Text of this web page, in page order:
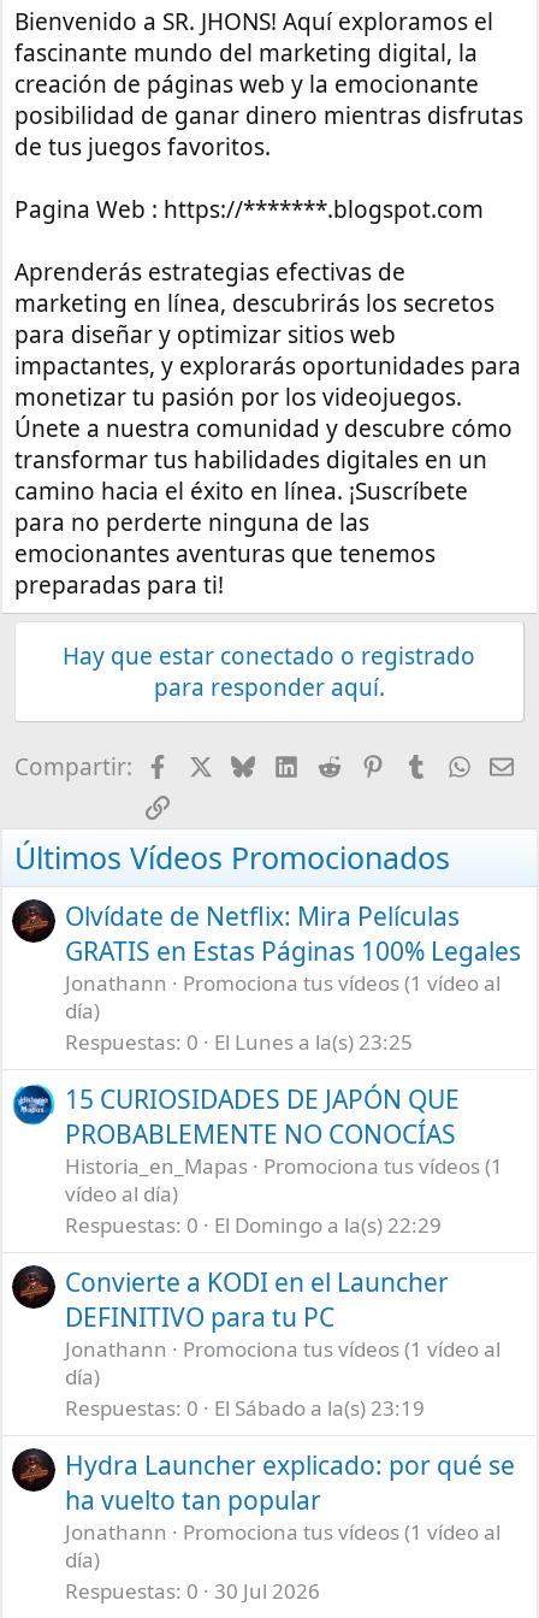
Bienvenido a SR. JHONS! Aquí exploramos el
fascinante mundo del marketing digital, la
creación de páginas web y la emocionante
posibilidad de ganar dinero mientras disfrutas
de tus juegos favoritos.
Pagina Web : https://*******.blogspot.com
Aprenderás estrategias efectivas de
marketing en línea, descubrirás los secretos
para diseñar y optimizar sitios web
impactantes, y explorarás oportunidades para
monetizar tu pasión por los videojuegos.
Únete a nuestra comunidad y descubre cómo
transformar tus habilidades digitales en un
camino hacia el éxito en línea. ¡Suscríbete
para no perderte ninguna de las
emocionantes aventuras que tenemos
preparadas para ti!
Hay que estar conectado o registrado
para responder aquí.
Compartir: FacebookBlueskyLinkedInRedditPinterestTumblr
Enlace
Últimos Vídeos Promocionados
Olvídate de Netflix: Mira Películas
GRATIS en Estas Páginas 100% Legales
Jonathann
Promociona tus vídeos (1 vídeo al
día)
Respuestas 0 El Lunes a la(s) 23:25
15 CURIOSIDADES DE JAPÓN QUE
PROBABLEMENTE NO CONOCÍAS
Historia_en_Mapas
Promociona tus vídeos (1
vídeo al día)
Respuestas 0 El Domingo a la(s) 22:29
Convierte a KODI en el Launcher
DEFINITIVO para tu PC
Jonathann
Promociona tus vídeos (1 vídeo al
día)
Respuestas 0 El Sábado a la(s) 23:19
Hydra Launcher explicado: por qué se
ha vuelto tan popular
Jonathann
Promociona tus vídeos (1 vídeo al
día)
Respuestas 0 30 Jul 2026